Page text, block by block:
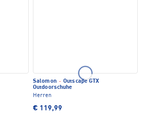
Salomon · Outscape GTX
Outdoorschuhe
Herren
€ 119,99